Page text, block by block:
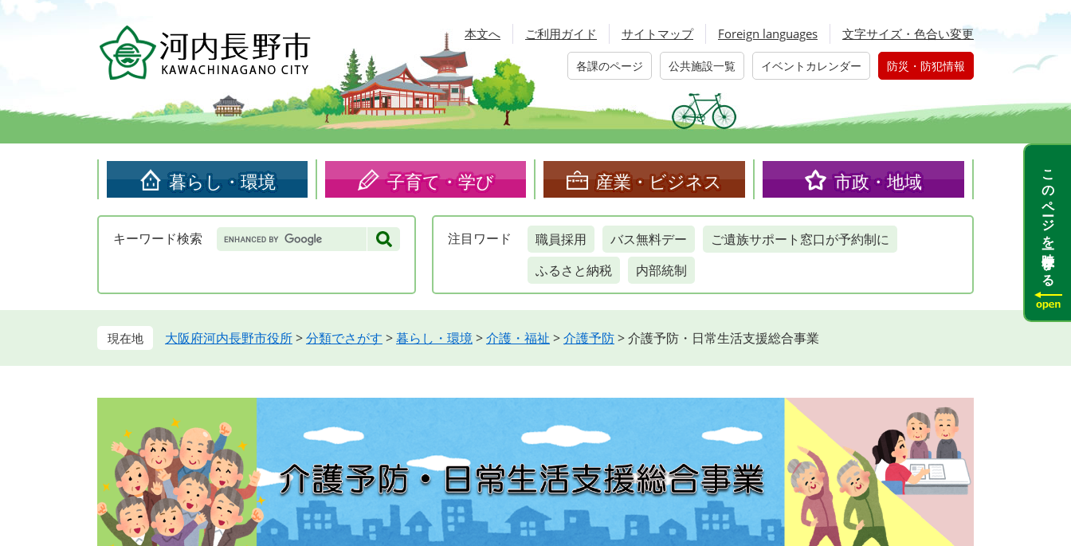
頭
す。
飛
し
本文へ ご利用ガイド サイトマップ Foreign languages 文字サイズ・色合い変更
各課のページ 公共施設一覧 イベントカレンダー 防災・防犯情報
暮らし・環境 子育て・学び 産業・ビジネス 市政・地域
キーワード検索 Google
カ
検
注目 ワード 職員採用 バス無料デー
ご遺族サポート窓口が予約制に
ふるさと納税
内部統制
大阪府河内長野市役所>分類でさがす >暮らし・環境>介護・福祉 >介護予防>介護予防・日常生活支援総合事業
このページを一時保存する